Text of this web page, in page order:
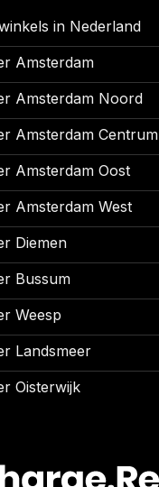
in Nederland
Amsterdam
Amsterdam Noord
Amsterdam Centrum
Amsterdam Oost
Amsterdam West
Diemen
Bussum
Weesp
Landsmeer
Oisterwijk